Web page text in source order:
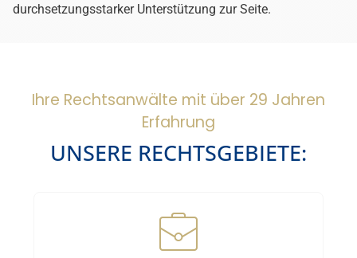
durchsetzungsstarker Unterstützung zur Seite.
Ihre Rechtsanwälte mit über 29 Jahren
Erfahrung
UNSERE RECHTSGEBIETE: